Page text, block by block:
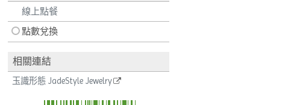
線上點餐
點數兌換
相關連結
玉識形態 JadeStyle Jewelry